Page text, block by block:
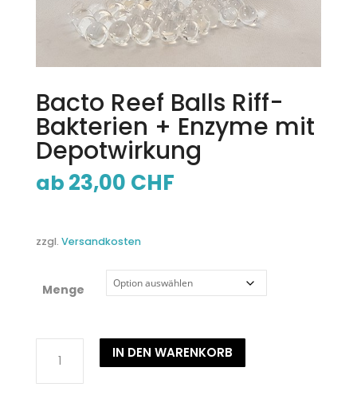
Bacto Reef Balls Riff-
Bakterien + Enzyme mit
Depotwirkung
ab 23,00 CHF
zzgl. Versandkosten
Menge
Reef
Balls
IN DEN WARENKORB